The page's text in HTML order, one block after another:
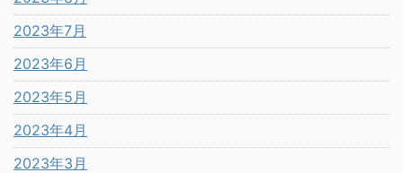
2023年7月
2023年6月
2023年5月
2023年4月
2023年3月